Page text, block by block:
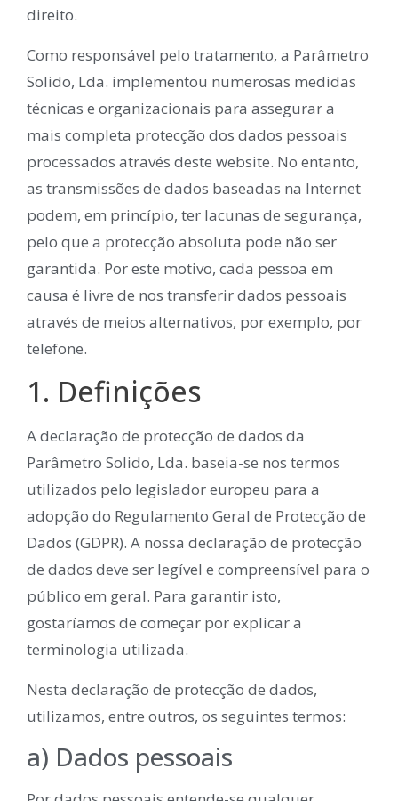
direito.
Como responsável pelo tratamento, a Parâmetro
Solido, Lda. implementou numerosas medidas
técnicas e organizacionais para assegurar a
mais completa protecção dos dados pessoais
processados através deste website. No entanto,
as transmissões de dados baseadas na Internet
podem, em princípio, ter lacunas de segurança,
pelo que a protecção absoluta pode não ser
garantida. Por este motivo, cada pessoa em
causa é livre de nos transferir dados pessoais
através de meios alternativos, por exemplo, por
telefone.
1. Definições
A declaração de protecção de dados da
Parâmetro Solido, Lda. baseia-se nos termos
utilizados pelo legislador europeu para a
adopção do Regulamento Geral de Protecção de
Dados (GDPR). A nossa declaração de protecção
de dados deve ser legível e compreensível para o
público em geral. Para garantir isto,
gostaríamos de começar por explicar a
terminologia utilizada.
Nesta declaração de protecção de dados,
utilizamos, entre outros, os seguintes termos:
a) Dados pessoais